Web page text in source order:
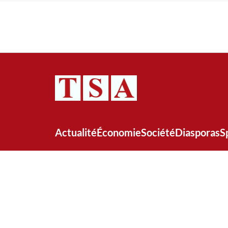
ActualitéÉconomieSociétéDiasporas